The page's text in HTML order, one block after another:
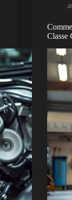
Classe